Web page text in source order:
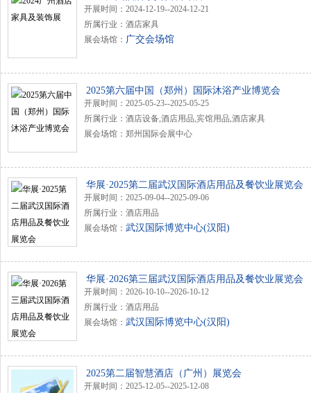
开展时间：2024-12-19--2024-12-21
所属行业：酒店家具
展会场馆： 广交会场馆
2025第六届中国（郑州）国际沐浴产业博览会
开展时间：2025-05-23--2025-05-25
所属行业：酒店设备,酒店用品,宾馆用品,酒店家具
展会场馆：郑州国际会展中心
华展·2025第二届武汉国际酒店用品及餐饮业展览会
开展时间：2025-09-04--2025-09-06
所属行业：酒店用品
展会场馆： 武汉国际博览中心(汉阳)
华展·2026第三届武汉国际酒店用品及餐饮业展览会
开展时间：2026-10-10--2026-10-12
所属行业：酒店用品
展会场馆： 武汉国际博览中心(汉阳)
2025第二届智慧酒店（广州）展览会
开展时间：2025-12-05--2025-12-08